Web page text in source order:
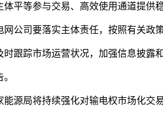
平等参与交易、高效使用通道提供
网公司要落实主体责任，按照有关
跟踪市场运营状况，加强信息披
能源局将持续强化对输电权市场化